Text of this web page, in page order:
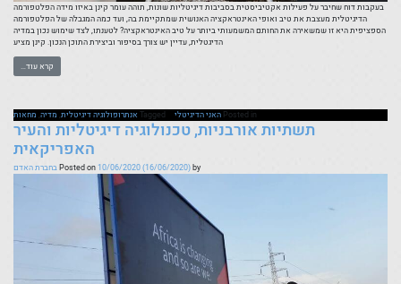
בעקבות דוח שחיבר על פעילות אקטיביסטית בסביבות דיגיטליות שונות, תוהה עומר קינן באיזו מידה הפלטפורמה
הדיגיטלית מעצבת את טיב ואופי האינטראקציה האנושית שמתקיימת בה, ועד כמה המגבלה של הפלטפורמה
הספציפית היא זו שמשאירה את החותם המשמעותי ביותר על טיב האינטראקציה? לטענתו, לצד שימוש נכון במדיה
הדיגטלית, עדיין יש צורך בסיפור וביצירת התוכן הנכון. קינן מציע
קרא עוד…
Posted in האני הדיגיטלי Taggedאנתרופולוגיה דיגיטלית מדיה מחאות
תשתיות אורבניות, טכנולוגיה דיגיטליות והעיר
האפריקאית
Posted on10/06/2020(16/06/2020)by בחברת האדם